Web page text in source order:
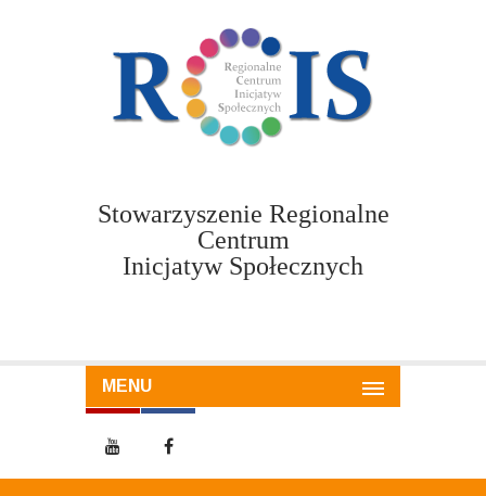
Stowarzyszenie Regionalne
Centrum
Inicjatyw Społecznych
MENU